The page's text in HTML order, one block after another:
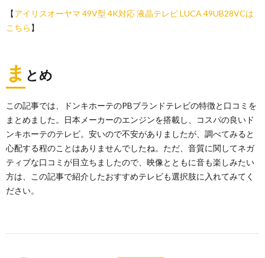
【アイリスオーヤマ 49V型 4K対応 液晶テレビ LUCA 49UB28VCは
こちら 】
ま とめ
この記事では、ドンキホーテのPBブランドテレビの特徴と口コミを
まとめました。日本メーカーのエンジンを搭載し、コスパの良いド
ンキホーテのテレビ。安いので不安がありましたが、調べてみると
心配する程のことはありませんでしたね。ただ、音質に関してネガ
ティブな口コミが目立ちましたので、映像とともに音も楽しみたい
方は、この記事で紹介したおすすめテレビも選択肢に入れてみてく
ださい。